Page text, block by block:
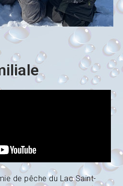
de pêche du Lac Saint-